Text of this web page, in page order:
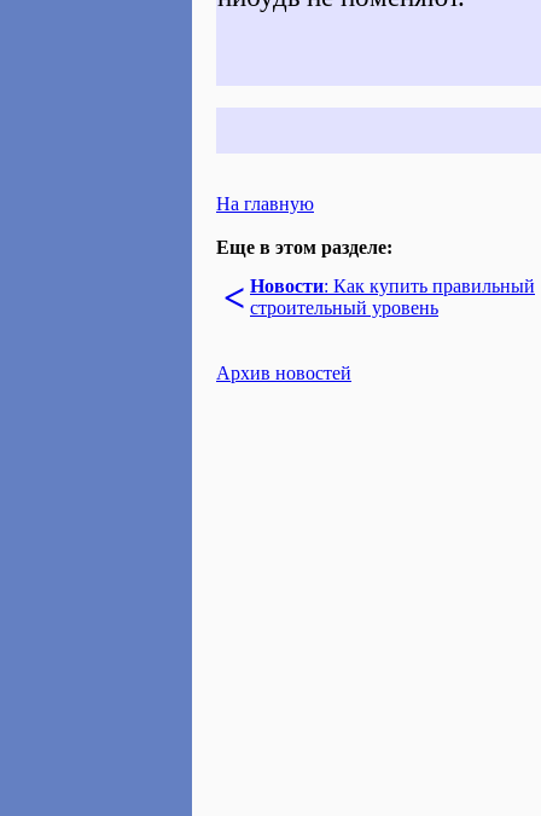
На главную
Еще в этом разделе:
< Новости: Как купить правильный
строительный уровень
Архив новостей